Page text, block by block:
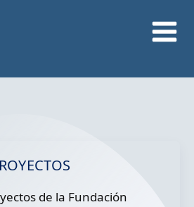
de la Fundación